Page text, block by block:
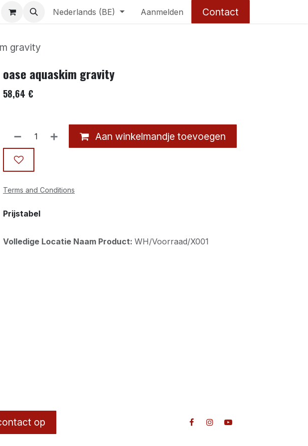
Nederlands (BE) Aanmelden Contact
gravity
oase aquaskim gravity
58,64 €
Aan winkelmandje toevoegen
Terms and Conditions
Prijstabel
Volledige Locatie Naam Product: WH/Voorraad/X001
op